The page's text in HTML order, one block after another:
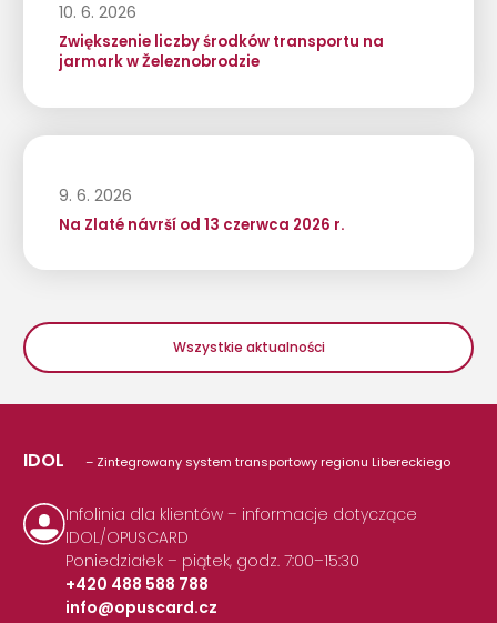
10. 6. 2026
Zwiększenie liczby środków transportu na
jarmark w Železnobrodzie
9. 6. 2026
Na Zlaté návrší od 13 czerwca 2026 r.
Wszystkie aktualności
IDOL – Zintegrowany system transportowy regionu Libereckiego
Infolinia dla klientów – informacje dotyczące
IDOL/OPUSCARD
Poniedziałek – piątek, godz. 7:00–15:30
+420 488 588 788
|
info@opuscard.cz